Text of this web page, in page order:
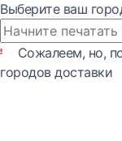
Выберите ваш
Сожалеем, но,
городов доставки